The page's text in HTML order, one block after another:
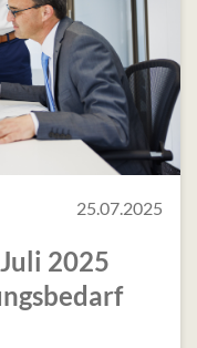
25.07.2025
2025